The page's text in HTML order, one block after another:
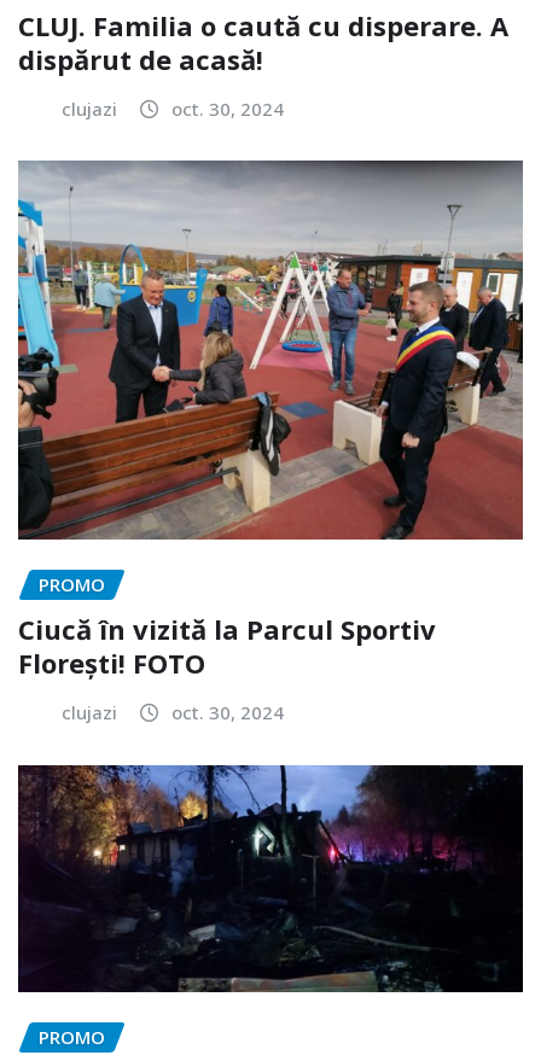
CLUJ. Familia o caută cu disperare. A
dispărut de acasă!
clujazi oct. 30, 2024
PROMO
Ciucă în vizită la Parcul Sportiv
Florești! FOTO
clujazi oct. 30, 2024
PROMO